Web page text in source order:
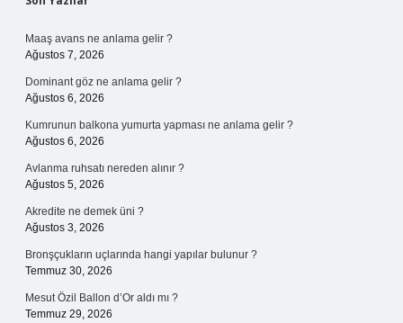
Sidebar
Maaş avans ne anlama gelir ?
Ağustos 7, 2026
Dominant göz ne anlama gelir ?
Ağustos 6, 2026
Kumrunun balkona yumurta yapması ne anlama gelir ?
Ağustos 6, 2026
Avlanma ruhsatı nereden alınır ?
Ağustos 5, 2026
Akredite ne demek üni ?
Ağustos 3, 2026
Bronşçukların uçlarında hangi yapılar bulunur ?
Temmuz 30, 2026
Mesut Özil Ballon d’Or aldı mı ?
Temmuz 29, 2026